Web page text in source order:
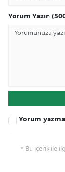
Yorum Yazın
Yorum
* Bu içerik ile